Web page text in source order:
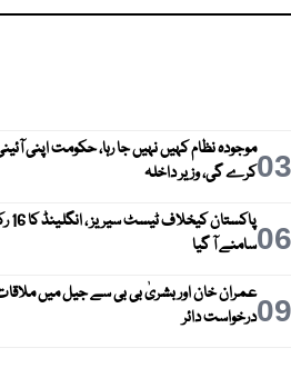
03موجودہ نظام کہیں نہیں جا رہا، حکومت اپنی
کرے گی، وزیر داخلہ
06سامنے آ گیا
09عمران خان اور بشریٰ بی بی سے جیل میں
درخواست دائر